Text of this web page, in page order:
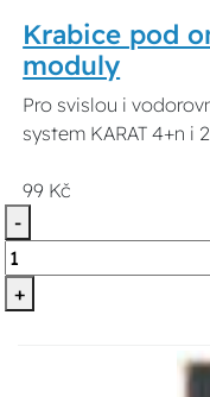
Krabice pod
moduly
Pro svislou i
system KARAT 4+n i
99 Kč
-
+